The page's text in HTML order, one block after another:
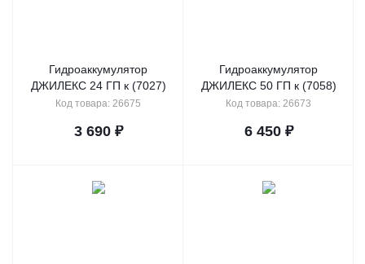
Гидроаккумулятор
ДЖИЛЕКС 24 ГП к (7027)
Код товара: 26675
3 690₽
Гидроаккумулятор
ДЖИЛЕКС 50 ГП к (7058)
Код товара: 26673
6 450₽